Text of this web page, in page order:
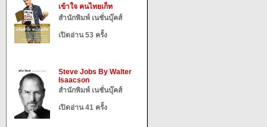
เข้าใจ คนไทยเก็ท
สำนักพิมพ์ เนชั่นบุ๊คส์
เปิดอ่าน 53 ครั้ง
Steve Jobs By Walter
Isaacson
สำนักพิมพ์ เนชั่นบุ๊คส์
เปิดอ่าน 41 ครั้ง